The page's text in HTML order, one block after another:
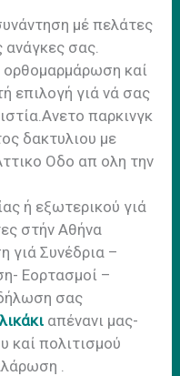
μέ πελάτες
σας.
καί
επιλογή γιά νά σας
παρκινγκ
δακτυλιου με
Οδο απ ολη την
ή εξωτερικού γιά
στήν Αθήνα
γιά Συνέδρια –
Εορτασμοί –
σας
απένανι μας-
καί πολιτισμού
.